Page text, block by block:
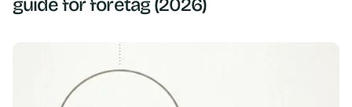
guide för företag (2026)